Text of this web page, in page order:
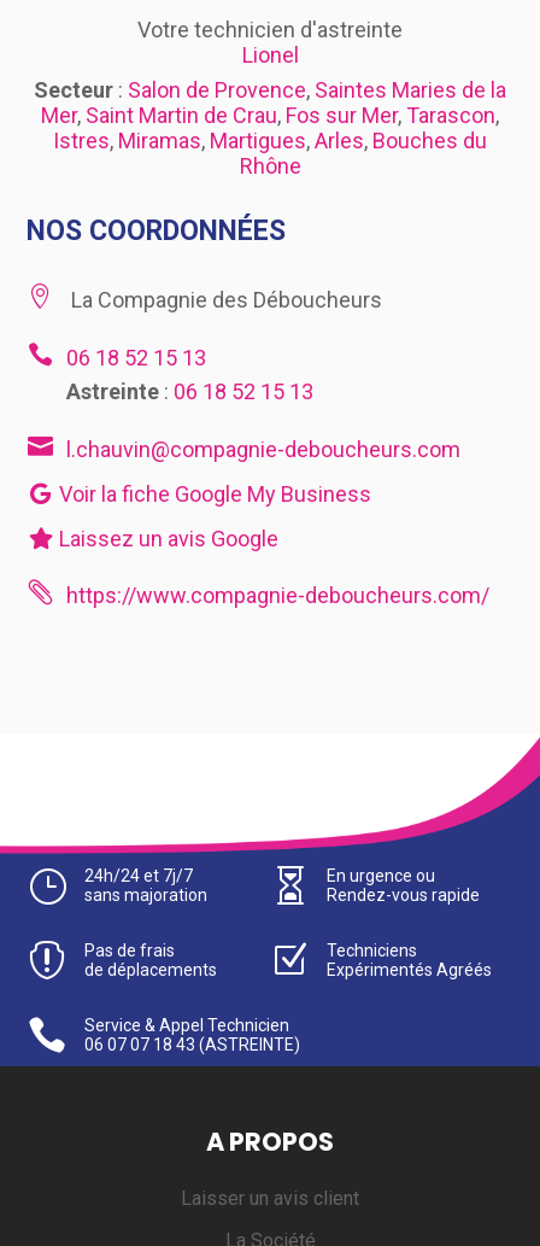
Votre technicien d'astreinte
Lionel
Secteur : Salon de Provence, Saintes Maries de la
Mer, Saint Martin de Crau, Fos sur Mer,Tarascon,
Istres, Miramas, Martigues,Arles, Bouches du
Rhône
NOS COORDONNÉES
 La Compagnie des Déboucheurs

06 18 52 15 13
Astreinte: 06 18 52 15 13

l.chauvin@compagnie-deboucheurs.com
Voir la fiche Google My Business
Laissez un avis Google
 https://www.compagnie-deboucheurs.com/
}
24h/24 et 7j/7
sans majoration

En urgence ou
Rendez-vous rapide

Pas de frais
de déplacements
Z
Techniciens
Expérimentés Agréés

Service & Appel Technicien
06 07 07 18 43 (ASTREINTE)
A PROPOS
Laisser un avis client
La Société